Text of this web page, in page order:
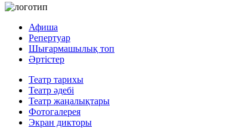
Афиша
Репертуар
Шығармашылық топ
Әртістер
Театр тарихы
Театр әдебі
Театр жаңалықтары
Фотогалерея
Экран дикторы